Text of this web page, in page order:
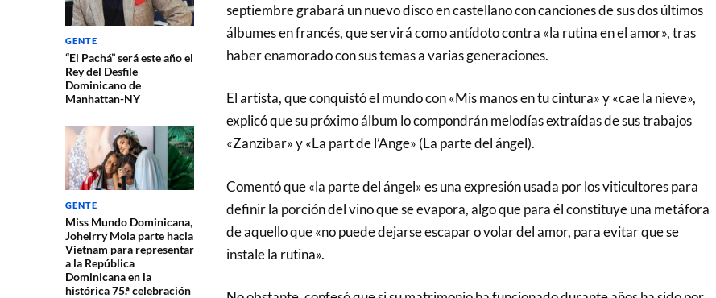
GENTE
“El Pachá” será este año el
Rey del Desfile
Dominicano de
Manhattan-NY
GENTE
Miss Mundo Dominicana,
Joheirry Mola parte hacia
Vietnam para representar
a la República
Dominicana en la
histórica 75.ª celebración
septiembre grabará un nuevo disco en castellano con canciones de sus dos últimos
álbumes en francés, que servirá como antídoto contra «la rutina en el amor», tras
haber enamorado con sus temas a varias generaciones.
El artista, que conquistó el mundo con «Mis manos en tu cintura» y «cae la nieve»,
explicó que su próximo álbum lo compondrán melodías extraídas de sus trabajos
«Zanzibar» y «La part de l’Ange» (La parte del ángel).
Comentó que «la parte del ángel» es una expresión usada por los viticultores para
definir la porción del vino que se evapora, algo que para él constituye una metáfora
de aquello que «no puede dejarse escapar o volar del amor, para evitar que se
instale la rutina».